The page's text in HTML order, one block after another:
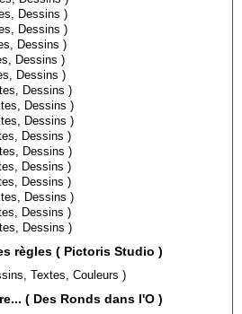
( Textes, Dessins )
( Textes, Dessins )
( Textes, Dessins )
( Textes, Dessins )
( Textes, Dessins )
( Textes, Dessins )
( Textes, Dessins )
( Textes, Dessins )
( Textes, Dessins )
( Textes, Dessins )
( Textes, Dessins )
( Textes, Dessins )
( Textes, Dessins )
( Textes, Dessins )
( Textes, Dessins )
règles ( Pictoris Studio )
1998 ( Dessins, Textes, Couleurs )
( Des Ronds dans l'O )